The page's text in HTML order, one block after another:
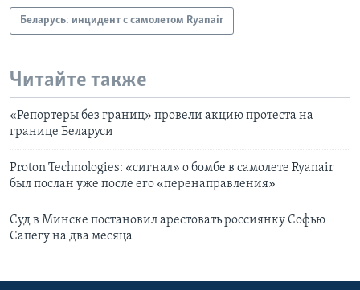
Беларусь: инцидент с самолетом Ryanair
Читайте также
«Репортеры без границ» провели акцию протеста на
границе Беларуси
Proton Technologies: «сигнал» о бомбе в самолете Ryanair
был послан уже после его «перенаправления»
Суд в Минске постановил арестовать россиянку Софью
Сапегу на два месяца